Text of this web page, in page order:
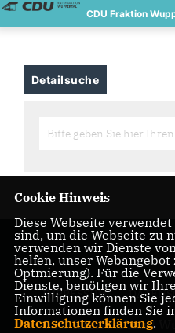
CDU Fraktion
Detailsuche
IMPRESSUM
CDU Kreisverband
Cookie Hinweis
Diese Webseite
sind, um die Webseite zu
verwenden wir Dienste
helfen, unser
Optmierung). Für die
Dienste, benötigen wir
Einwilligung können Sie
Informationen finden Sie
Datenschutzerklärung.